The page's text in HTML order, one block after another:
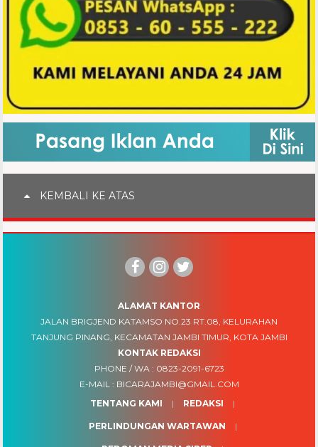
KEMBALI KE ATAS
ALAMAT KANTOR
JALAN BRIGJEND KATAMSO NO.23 RT.08, KELURAHAN
TANJUNG PINANG, KECAMATAN JAMBI TIMUR, KOTA JAMBI
KONTAK REDAKSI
PHONE / WA : 0823-2091-6723
E-MAIL : BICARAJAMBI@GMAIL.COM
TENTANG KAMI
REDAKSI
PERLINDUNGAN WARTAWAN